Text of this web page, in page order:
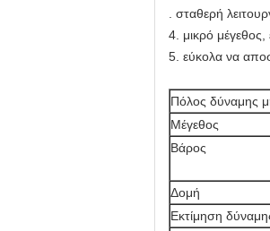
. σταθερή
4. μικρό
5. εύκολα να
Πόλος δύναμης
Μέγεθος
Βάρος
Δομή
Εκτίμηση